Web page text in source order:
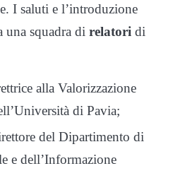
I saluti e l’introduzione
una squadra di relatori di
alla Valorizzazione
di Pavia;
del Dipartimento di
e dell’Informazione